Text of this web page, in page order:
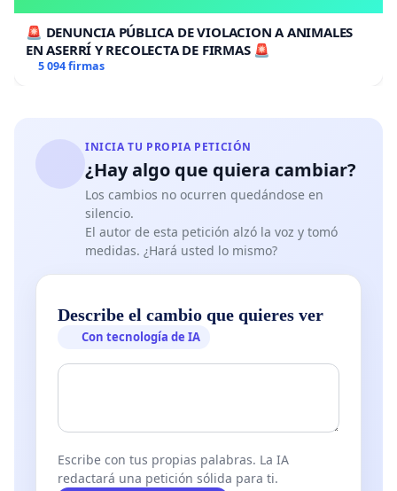
🚨 DENUNCIA PÚBLICA DE VIOLACION A ANIMALES
EN ASERRÍ Y RECOLECTA DE FIRMAS 🚨
5 094 firmas
INICIA TU PROPIA PETICIÓN
¿Hay algo que quiera cambiar?
Los cambios no ocurren quedándose en
silencio.
El autor de esta petición alzó la voz y tomó
medidas. ¿Hará usted lo mismo?
Describe el cambio que quieres ver
Con tecnología de IA
Escribe con tus propias palabras. La IA
redactará una petición sólida para ti.